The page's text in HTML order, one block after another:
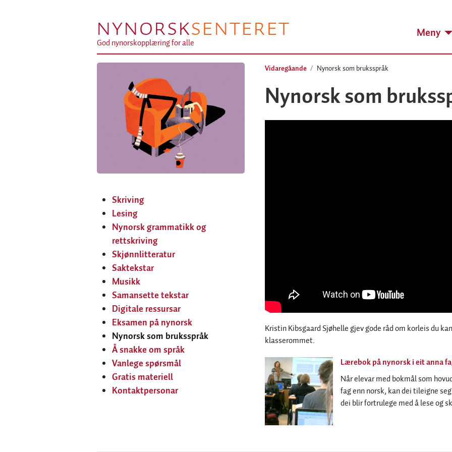
NYNORSKSENTERET
God nynorskopplæring for alle
Meny
Skriving
Lesing
Nynorsk grammatikk og
rettskriving
Skjønnlitteratur
Saktekstar
Musikk
Samansette tekstar
Digitale ressursar
Eksamen på nynorsk
Nynorsk som bruksspråk
Å snakke om språk
Vanlege spørsmål
Gratis materiell
Kontaktpersonar
Vidaregåande Nynorsk som bruksspråk
Nynorsk som
Kristin Kibsgaard Sjøhelle gjev gode råd om korleis du
klasserommet.
Lærebok på nynorsk i eit anna
Når elevar med bokmål som
fag enn norsk, kan dei tileigne
dei blir fortrulege med å lese og